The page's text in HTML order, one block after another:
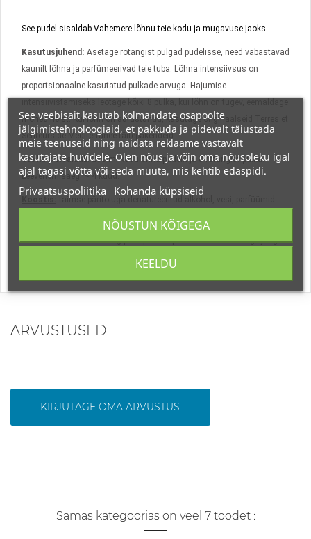
See pudel sisaldab Vahemere lõhnu teie kodu ja mugavuse jaoks.
Kasutusjuhend: Asetage rotangist pulgad pudelisse, need vabastavad
kaunilt lõhna ja parfümeerivad teie tuba. Lõhna intensiivsus on
proportsionaalne kasutatud pulkade arvuga. Hajumise
mõned neist. Kui lõhn on aurustunud, kasutage originaalseid Terres et
Senteurs de Mediterranee täitepakendeid.
See karp sisaldab: 250 ml kodulõhna pudelit ja 8 rotangist pulka.
Leevenemisaeg: ~ 4 kuud.
Koostis: taimse päritoluga denatureeritud alkohol, vesi, parfüümid.
Tuleohtlik alkoholisisalduse tõttu. Hoida eemal tulest ja
kuumusest. Hoidke rotangipulki pudelis püstises asendis. Ärge jooge.
ARVUSTUSED
KIRJUTAGE OMA ARVUSTUS
Samas kategoorias on veel 7 toodet :
See veebisait kasutab kolmandate osapoolte
jälgimistehnoloogiaid, et pakkuda ja pidevalt täiustada
meie teenuseid ning näidata reklaame vastavalt
kasutajate huvidele. Olen nõus ja võin oma nõusoleku igal
ajal tagasi võtta või seda muuta, mis kehtib edaspidi.
Privaatsuspoliitika Kohanda küpsiseid
KEELDU
NÕUSTUN KÕIGEGA